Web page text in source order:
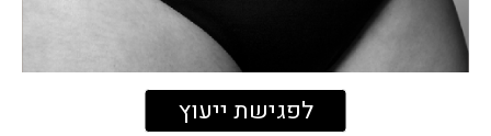
לפגישת ייעוץ